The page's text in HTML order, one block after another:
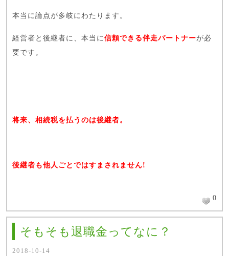
本当に論点が多岐にわたります。
経営者と後継者に、本当に 信頼できる伴走パートナーが必
要です。
将来、相続税を払うのは後継者。
後継者も他人ごとではすまされません!
0
そもそも退職金ってなに？
2018-10-14